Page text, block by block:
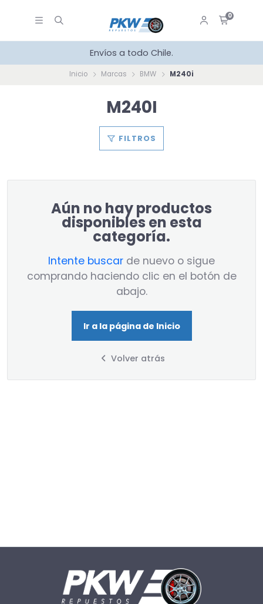
0
Envíos a todo Chile.
Inicio Marcas BMW M240i
M240I
FILTROS
Aún no hay productos
disponibles en esta
categoría.
Intente buscar de nuevo o sigue
comprando haciendo clic en el botón de
abajo.
Ir a la página de Inicio
Volver atrás